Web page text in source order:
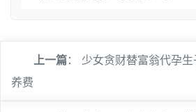
上一篇： 少女贪财替富翁代孕
养费